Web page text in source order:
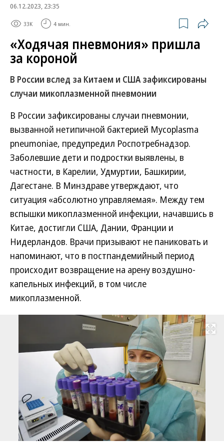
06.12.2023, 23:35
33K 4 мин.
«Ходячая пневмония» пришла
за короной
В России вслед за Китаем и США зафиксированы
случаи микоплазменной пневмонии
В России зафиксированы случаи пневмонии,
вызванной нетипичной бактерией Mycoplasma
pneumoniae, предупредил Роспотребнадзор.
Заболевшие дети и подростки выявлены, в
частности, в Карелии, Удмуртии, Башкирии,
Дагестане. В Минздраве утверждают, что
ситуация «абсолютно управляемая». Между тем
вспышки микоплазменной инфекции, начавшись в
Китае, достигли США, Дании, Франции и
Нидерландов. Врачи призывают не паниковать и
напоминают, что в постпандемийный период
происходит возвращение на арену воздушно-
капельных инфекций, в том числе
микоплазменной.
Развернуть